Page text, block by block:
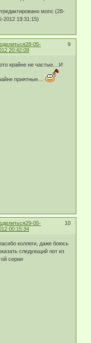
мопс (28-
2012 19:31:15)
9
28-05-
20:42:09
крайне не частые....И
приятные....
10
29-05-
00:15:34
коллеги, даже боюсь
следующий лот из
серии